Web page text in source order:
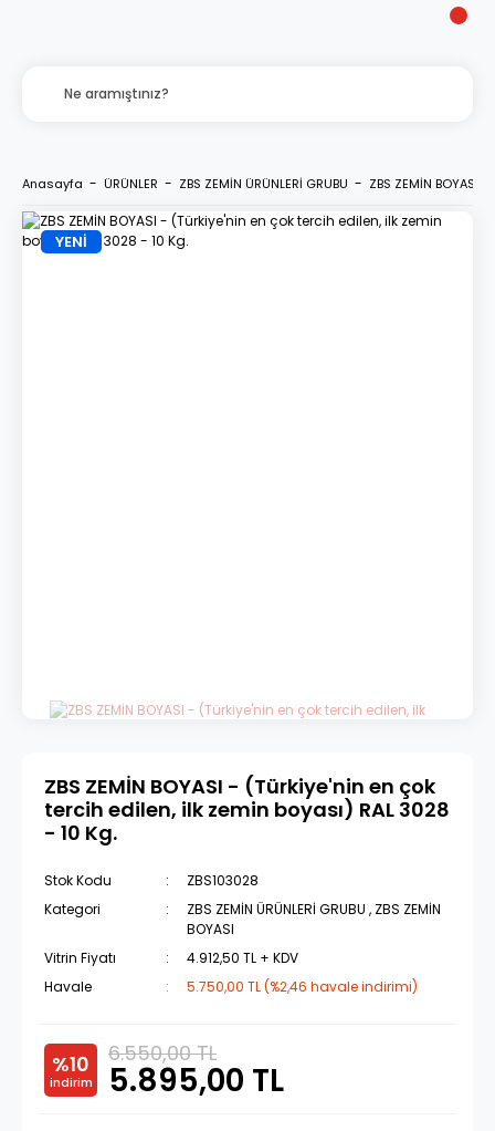
Anasayfa ÜRÜNLER ZBS ZEMİN ÜRÜNLERİ GRUBU ZBS ZEMİN
YENİ
ZBS ZEMİN BOYASI - (Türkiye'nin en çok
tercih edilen, ilk zemin boyası) RAL 3028
- 10 Kg.
Stok Kodu
ZBS103028
Kategori
ZBS ZEMİN ÜRÜNLERİ GRUBU , ZBS ZEMİN
BOYASI
Vitrin Fiyatı
4.912,50 TL + KDV
Havale
5.750,00 TL (%2,46 havale indirimi)
%10
indirim
6.550,00 TL
5.895,00 TL